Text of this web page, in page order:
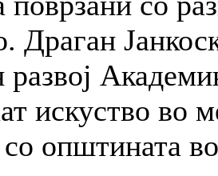
Драган
развој
искуство во
со општината